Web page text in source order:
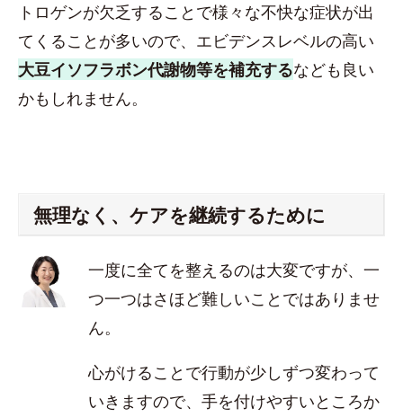
トロゲンが欠乏することで様々な不快な症状が出
てくることが多いので、エビデンスレベルの高い
大豆イソフラボン代謝物等を補充するなども良い
かもしれません。
無理なく、ケアを継続するために
一度に全てを整えるのは大変ですが、一
つ一つはさほど難しいことではありませ
ん。
心がけることで行動が少しずつ変わって
いきますので、手を付けやすいところか